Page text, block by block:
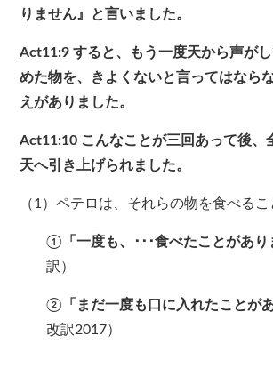
りません』と言いました。
Act11:9すると、もう一度天から声が
めた物を、きよくないと言ってはなら
えがありました。
Act11:10 こんなことが三回あって後、
天へ引き上げられました。
（1）ペテロは、それらの物を食べるこ
① 「一度も、･･･食べたことがあり
訳）
② 「まだ一度も口に入れたことが
改訳2017）